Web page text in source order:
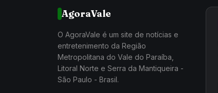
AgoraVale
O AgoraVale é um site de notícias e
entretenimento da Região
Metropolitana do Vale do Paraíba,
Litoral Norte e Serra da Mantiqueira -
São Paulo - Brasil.